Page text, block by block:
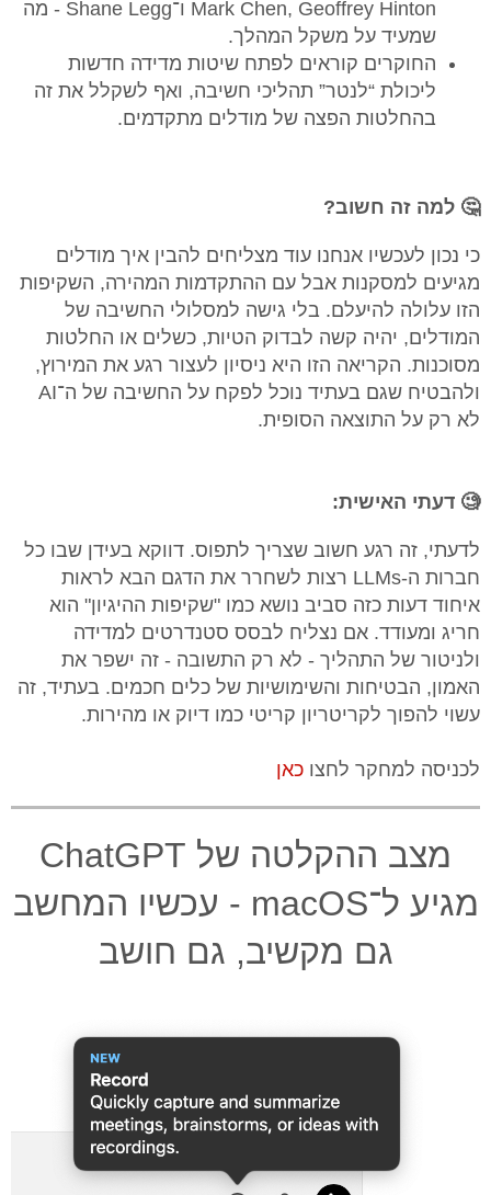
Mark Chen, Geoffrey Hinton ו־Shane Legg - מה
שמעיד על משקל המהלך.
החוקרים קוראים לפתח שיטות מדידה חדשות
ליכולת “לנטר” תהליכי חשיבה, ואף לשקלל את זה
בהחלטות הפצה של מודלים מתקדמים.
🤔 למה זה חשוב?
כי נכון לעכשיו אנחנו עוד מצליחים להבין איך מודלים
מגיעים למסקנות אבל עם ההתקדמות המהירה, השקיפות
הזו עלולה להיעלם. בלי גישה למסלולי החשיבה של
המודלים, יהיה קשה לבדוק הטיות, כשלים או החלטות
מסוכנות. הקריאה הזו היא ניסיון לעצור רגע את המירוץ,
ולהבטיח שגם בעתיד נוכל לפקח על החשיבה של ה־AI
לא רק על התוצאה הסופית.
🧐 דעתי האישית:
לדעתי, זה רגע חשוב שצריך לתפוס. דווקא בעידן שבו כל
חברות ה-LLMs רצות לשחרר את הדגם הבא לראות
איחוד דעות כזה סביב נושא כמו "שקיפות ההיגיון" הוא
חריג ומעודד. אם נצליח לבסס סטנדרטים למדידה
ולניטור של התהליך - לא רק התשובה - זה ישפר את
האמון, הבטיחות והשימושיות של כלים חכמים. בעתיד, זה
עשוי להפוך לקריטריון קריטי כמו דיוק או מהירות.
לכניסה למחקר לחצו כאן
מצב ההקלטה של ChatGPT
מגיע ל־macOS - עכשיו המחשב
גם מקשיב, גם חושב